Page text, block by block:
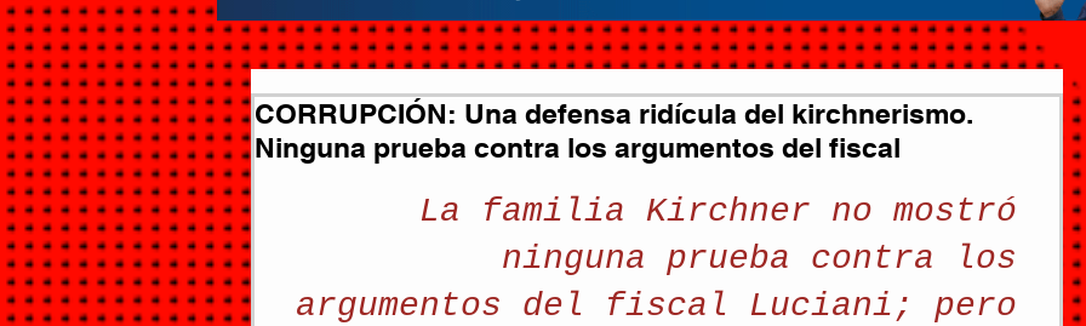
CORRUPCIÓN: Una defensa ridícula del kirchnerismo.
Ninguna prueba contra los argumentos del fiscal
La familia Kirchner no mostró
ninguna prueba contra los
argumentos del fiscal Luciani; pero